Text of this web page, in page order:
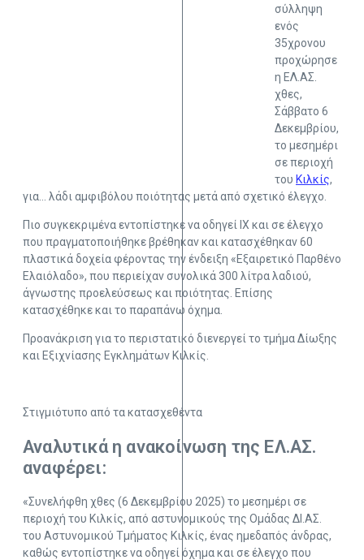
σύλληψη
ενός
35χρονου
προχώρησε
η ΕΛ.ΑΣ.
χθες,
Σάββατο 6
Δεκεμβρίου,
το μεσημέρι
σε περιοχή
του Κιλκίς,
για… λάδι αμφιβόλου ποιότητας μετά από σχετικό έλεγχο.
Πιο συγκεκριμένα εντοπίστηκε να οδηγεί ΙΧ και σε έλεγχο
που πραγματοποιήθηκε βρέθηκαν και κατασχέθηκαν 60
πλαστικά δοχεία φέροντας την ένδειξη «Εξαιρετικό Παρθένο
Ελαιόλαδο», που περιείχαν συνολικά 300 λίτρα λαδιού,
άγνωστης προελεύσεως και ποιότητας. Επίσης
κατασχέθηκε και το παραπάνω όχημα.
Προανάκριση για το περιστατικό διενεργεί το τμήμα Δίωξης
και Εξιχνίασης Εγκλημάτων Κιλκίς.
Στιγμιότυπο από τα κατασχεθέντα
Αναλυτικά η ανακοίνωση της ΕΛ.ΑΣ.
αναφέρει:
«Συνελήφθη χθες (6 Δεκεμβρίου 2025) το μεσημέρι σε
περιοχή του Κιλκίς, από αστυνομικούς της Ομάδας ΔΙ.ΑΣ.
του Αστυνομικού Τμήματος Κιλκίς, ένας ημεδαπός άνδρας,
καθώς εντοπίστηκε να οδηγεί όχημα και σε έλεγχο που